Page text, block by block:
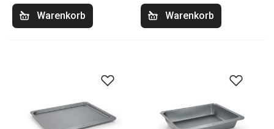
Warenkorb Warenkorb